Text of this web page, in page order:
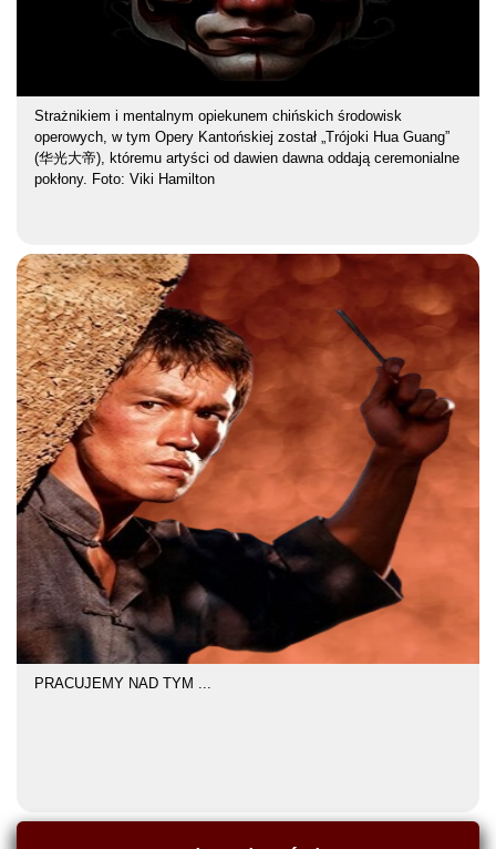
Strażnikiem i mentalnym opiekunem chińskich środowisk
operowych, w tym Opery Kantońskiej został „Trójoki Hua Guang”
(华光大帝), któremu artyści od dawien dawna oddają ceremonialne
pokłony. Foto: Viki Hamilton
PRACUJEMY NAD TYM ...